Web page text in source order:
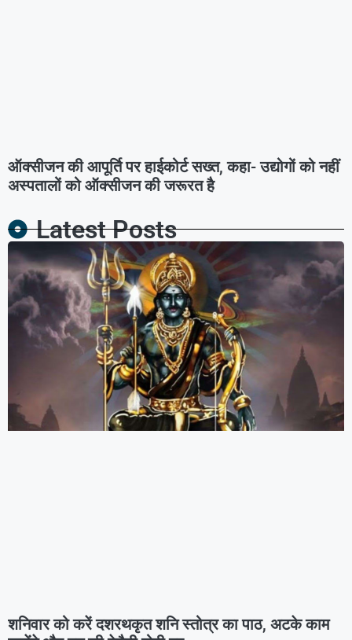
ऑक्सीजन की आपूर्ति पर हाईकोर्ट सख्त, कहा- उद्योगों को नहीं
अस्पतालों को ऑक्सीजन की जरूरत है
Latest Posts
शनिवार को करें दशरथकृत शनि स्तोत्र का पाठ, अटके काम